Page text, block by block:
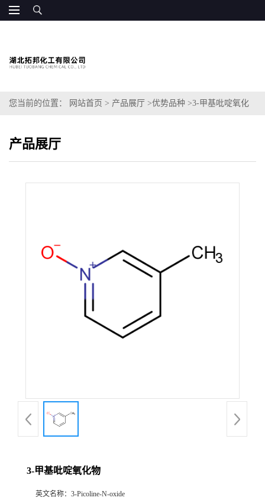
您当前的位置： 网站首页 > 产品展厅 >优势品种 >3-甲基吡啶氧化
产品展厅
3-甲基吡啶氧化物
英文名称： 3-Picoline-N-oxide